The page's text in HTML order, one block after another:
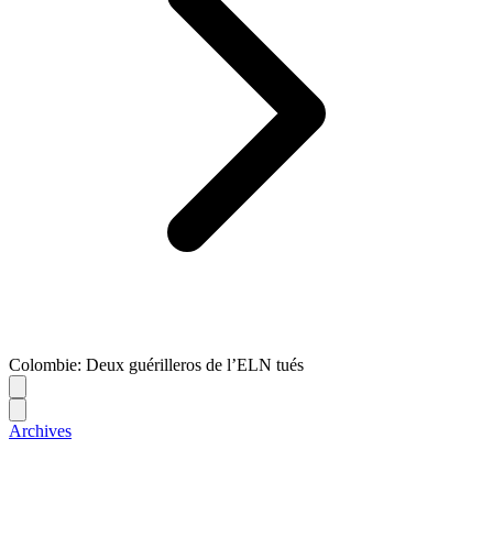
Colombie: Deux guérilleros de l’ELN tués
Archives